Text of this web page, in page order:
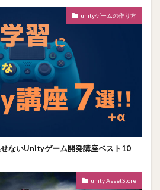
unityゲームの作り方
ないUnityゲーム開発講座ベスト10
unity AssetStore